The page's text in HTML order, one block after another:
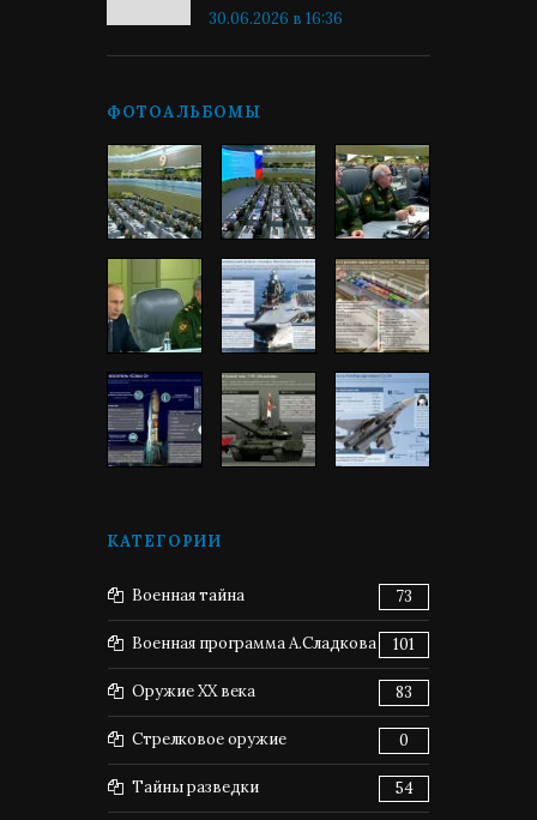
30.06.2026 в 16:36
ФОТОАЛЬБОМЫ
КАТЕГОРИИ
Военная тайна 73
Военная программа А.Сладкова 101
Оружие XX века 83
Стрелковое оружие 0
Тайны разведки 54